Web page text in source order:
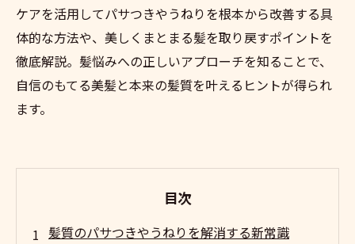
ケアを活用してパサつきやうねりを根本から改善する具
体的な方法や、美しくまとまる髪を取り戻すポイントを
徹底解説。髪悩みへの正しいアプローチを知ることで、
自信のもてる美髪と本来の髪質を叶えるヒントが得られ
ます。
目次
髪質のパサつきやうねりを解消する新常識